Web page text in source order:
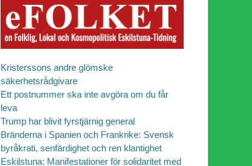
Kristerssons andre glömske
säkerhetsrådgivare
Ett postnummer ska inte avgöra om du får
leva
Trump har blivit fyrstjärnig general
Bränderna i Spanien och Frankrike: Svensk
byråkrati, senfärdighet och ren klantighet
Eskilstuna: Manifestationer för solidaritet med